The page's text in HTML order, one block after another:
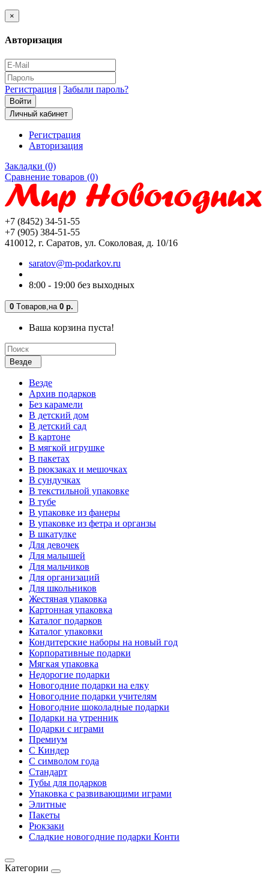
×
Авторизация
Регистрация | Забыли пароль?
Личный кабинет
Регистрация
Авторизация
Закладки (0)
Сравнение товаров (0)
+7 (8452) 34-51-55
+7 (905) 384-51-55
410012, г. Саратов, ул. Соколовая, д. 10/16
saratov@m-podarkov.ru
8:00 - 19:00 без выходных
0 Tоваров, на 0 р.
Ваша корзина пуста!
Везде
Везде
Архив подарков
Без карамели
В детский дом
В детский сад
В картоне
В мягкой игрушке
В пакетах
В рюкзаках и мешочках
В сундучках
В текстильной упаковке
В тубе
В упаковке из фанеры
В упаковке из фетра и органзы
В шкатулке
Для девочек
Для малышей
Для мальчиков
Для организаций
Для школьников
Жестяная упаковка
Картонная упаковка
Каталог подарков
Каталог упаковки
Кондитерские наборы на новый год
Корпоративные подарки
Мягкая упаковка
Недорогие подарки
Новогодние подарки на елку
Новогодние подарки учителям
Новогодние шоколадные подарки
Подарки на утренник
Подарки с играми
Премиум
С Киндер
С символом года
Стандарт
Тубы для подарков
Упаковка с развивающими играми
Элитные
Пакеты
Рюкзаки
Сладкие новогодние подарки Конти
Категории